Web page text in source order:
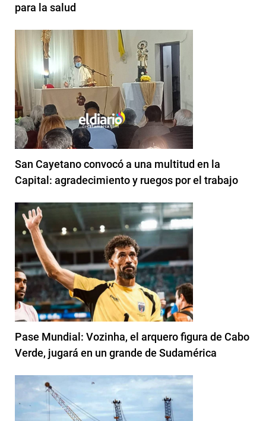
para la salud
San Cayetano convocó a una multitud en la
Capital: agradecimiento y ruegos por el trabajo
Pase Mundial: Vozinha, el arquero figura de Cabo
Verde, jugará en un grande de Sudamérica